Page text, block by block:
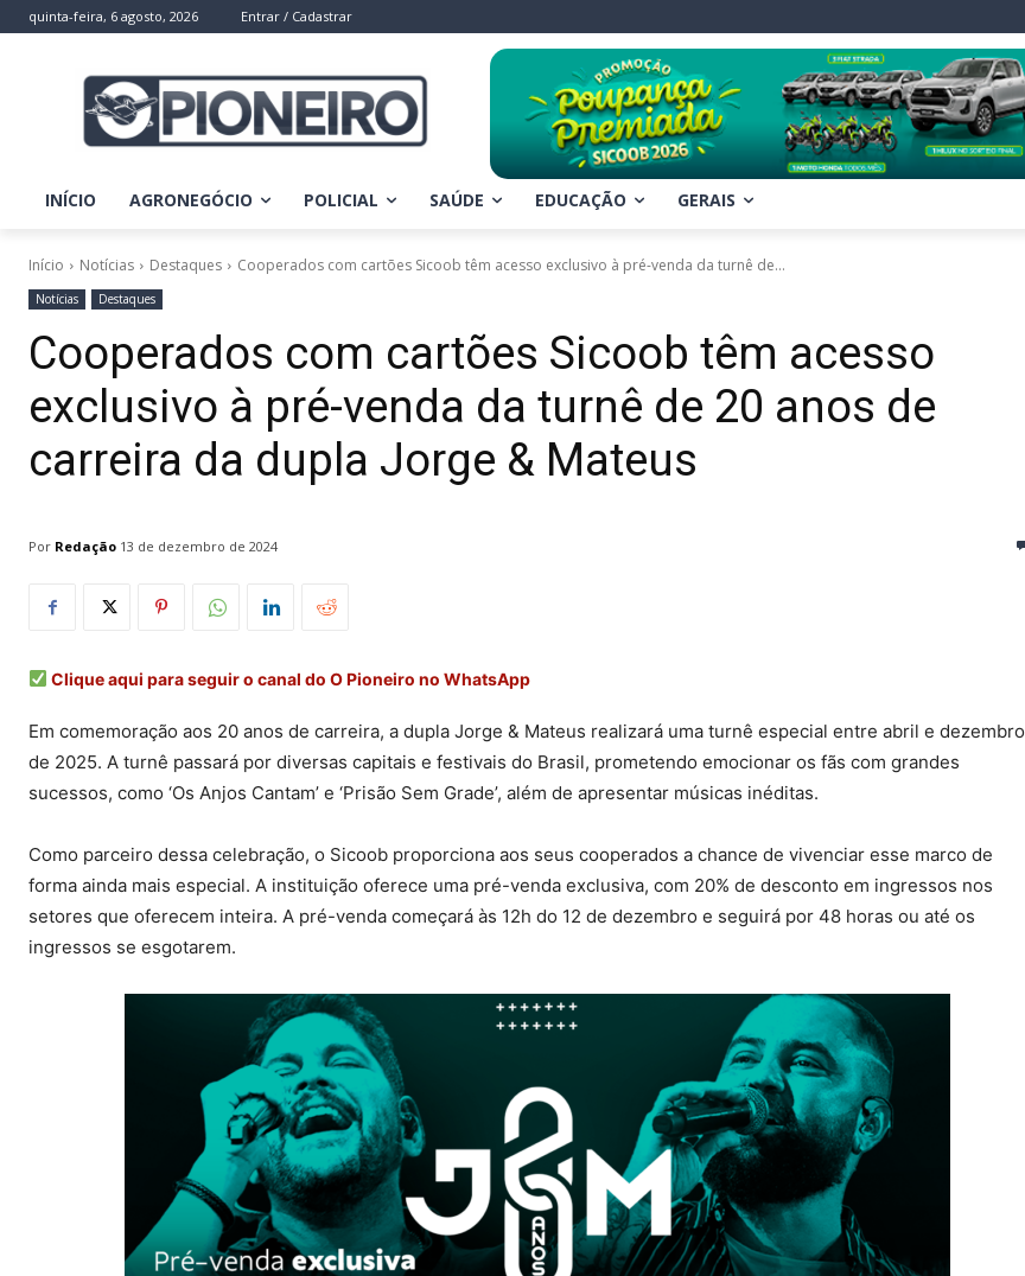
quinta-feira, 6 agosto, 2026 Entrar / Cadastrar
INÍCIO AGRONEGÓCIO POLICIAL SAÚDE EDUCAÇÃO GERAIS
Início Notícias Destaques Cooperados com cartões Sicoob têm acesso exclusivo à pré-venda da turnê de...
Notícias Destaques
Cooperados com cartões Sicoob têm acesso
exclusivo à pré-venda da turnê de 20 anos de
carreira da dupla Jorge & Mateus
Por Redação 13 de dezembro de 2024
Clique aqui para seguir o canal do O Pioneiro no WhatsApp
Em comemoração aos 20 anos de carreira, a dupla Jorge & Mateus realizará uma turnê especial entre abril e dezembro
de 2025. A turnê passará por diversas capitais e festivais do Brasil, prometendo emocionar os fãs com grandes
sucessos, como ‘Os Anjos Cantam’ e ‘Prisão Sem Grade’, além de apresentar músicas inéditas.
Como parceiro dessa celebração, o Sicoob proporciona aos seus cooperados a chance de vivenciar esse marco de
forma ainda mais especial. A instituição oferece uma pré-venda exclusiva, com 20% de desconto em ingressos nos
setores que oferecem inteira. A pré-venda começará às 12h do 12 de dezembro e seguirá por 48 horas ou até os
ingressos se esgotarem.